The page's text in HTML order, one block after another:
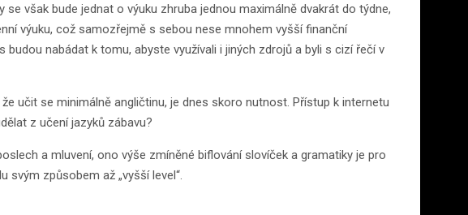
se však bude jednat o výuku zhruba jednou maximálně dvakrát do týdne,
výuku, což samozřejmě s sebou nese mnohem vyšší finanční
budou nabádat k tomu, abyste využívali i jiných zdrojů a byli s cizí řečí v
učit se minimálně angličtinu, je dnes skoro nutnost. Přístup k internetu
z učení jazyků zábavu?
a mluvení, ono výše zmíněné biflování slovíček a gramatiky je pro
svým způsobem až „vyšší level“.